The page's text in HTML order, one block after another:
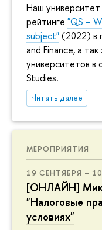
Наш университет
рейтинге "QS –
subject"(2022) в
and Finance, а
университетов в
Studies.
Читать далее
МЕРОПРИЯТИЯ
19 СЕНТЯБРЯ –
[ОНЛАЙН]
"Налоговые
условиях"